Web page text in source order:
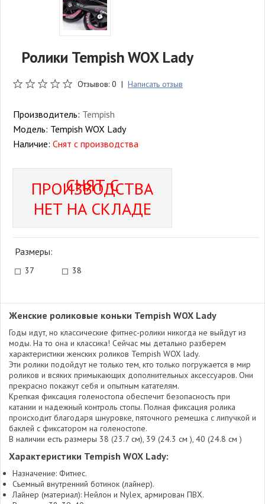
Ролики Tempish WOX Lady
Отзывов: 0 | Написать отзыв
Производитель: Tempish
Модель: Tempish WOX Lady
Наличие: Снят с производства
СНЯТ С
ПРОИЗВОДСТВА
НЕТ НА СКЛАДЕ
Размеры:
37 38
Женские роликовые коньки Tempish WOX Lady
Годы идут, но классические фитнес-ролики никогда не выйдут из
моды. На то она и классика! Сейчас мы детально разберем
характеристики женских роликов Tempish WOX lady.
Эти ролики подойдут не только тем, кто только погружается в мир
роликов и всяких примыкающих дополнительных аксессуаров. Они
прекрасно покажут себя и опытным катателям.
Крепкая фиксация голеностопа обеспечит безопасность при
катании и надежный контроль стопы. Полная фиксация ролика
происходит благодаря шнуровке, пяточного ремешка с липучкой и
баклей с фиксатором на голеностопе.
В наличии есть размеры 38 (23.7 см), 39 (24.3 см ), 40 (24.8 см )
Характеристики Tempish WOX Lady:
Назначение: Фитнес.
Съемный внутренний ботинок (лайнер).
Лайнер (материал): Нейлон и Nylex, армирован ПВХ.